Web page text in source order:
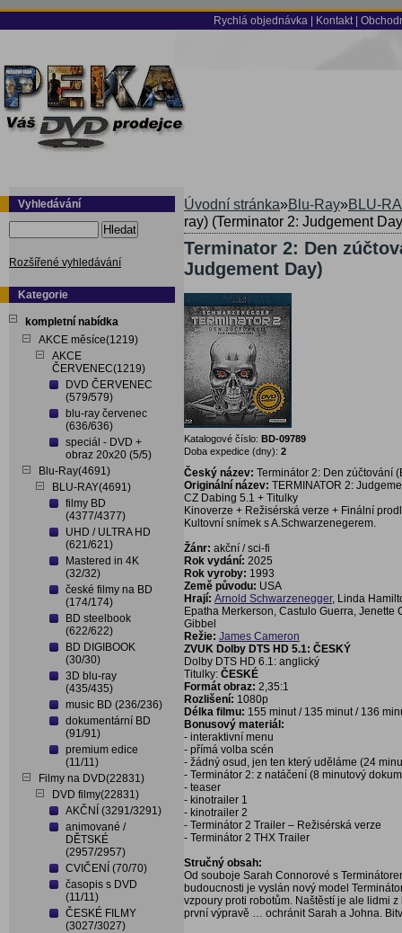
Rychlá objednávka Kontakt
Vyhledávání
Hledat
Rozšířené vyhledávání
Kategorie
kompletní nabídka
AKCE měsíce(1219)
AKCE
ČERVENEC(1219)
DVD ČERVENEC
(579/579)
blu-ray červenec
(636/636)
speciál - DVD +
obraz 20x20 (5/5)
Blu-Ray(4691)
BLU-RAY(4691)
filmy BD
(4377/4377)
UHD / ULTRA HD
(621/621)
Mastered in 4K
(32/32)
české filmy na BD
(174/174)
BD steelbook
(622/622)
BD DIGIBOOK
(30/30)
3D blu-ray
(435/435)
music BD (236/236)
dokumentární BD
(91/91)
premium edice
(11/11)
Filmy na DVD(22831)
DVD filmy(22831)
AKČNÍ (3291/3291)
animované /
DĚTSKÉ
(2957/2957)
CVIČENÍ (70/70)
časopis s DVD
(11/11)
ČESKÉ FILMY
(3027/3027)
Úvodní stránka»Blu-Ray»BLU-
ray) (Terminator 2: Judgement
Terminator 2: Den
Judgement Day)
Katalogové číslo: BD-09789
Doba expedice (dny): 2
Český název: Terminátor 2: Den zúčtování
Originální název: TERMINATOR 2:
CZ Dabing 5.1 + Titulky
Kinoverze + Režisérská verze + Finální
Kultovní snímek s A.Schwarzenegerem.
Žánr: akční / sci-fi
Rok vydání: 2025
Rok vyroby: 1993
Země původu: USA
Hrají: Arnold Schwarzenegger, Linda
Epatha Merkerson, Castulo Guerra,
Gibbel
Režie: James Cameron
ZVUK Dolby DTS HD 5.1: ČESKÝ
Dolby DTS HD 6.1: anglický
Titulky: ČESKÉ
Formát obraz: 2,35:1
Rozlišení: 1080p
Délka filmu: 155 minut / 135 minut / 136
Bonusový materiál:
- interaktivní menu
- přímá volba scén
- žádný osud, jen ten který uděláme (24
- Terminátor 2: z natáčení (8 minutový
- teaser
- kinotrailer 1
- kinotrailer 2
- Terminátor 2 Trailer – Režisérská verze
- Terminátor 2 THX Trailer
Stručný obsah:
Od souboje Sarah Connorové s
budoucnosti je vyslán nový model
vzpoury proti robotům. Naštěstí je ale lidmi
první výpravě … ochránit Sarah a Johna.